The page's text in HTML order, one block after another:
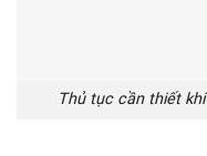
Thủ tục cần thiết